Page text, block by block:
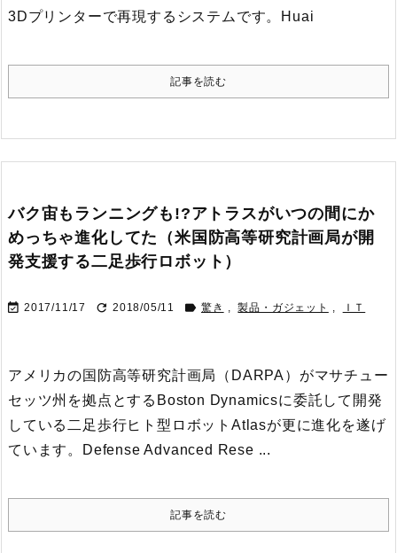
3Dプリンターで再現するシステムです。
Huai
記事を読む
バク宙もランニングも!?アトラスがいつの間にか
めっちゃ進化してた（米国防高等研究計画局が開
発支援する二足歩行ロボット）
 2017/11/17  2018/05/11  驚き , 製品・ガジェット , ＩＴ
アメリカの国防高等研究計画局（DARPA）がマサチュー
セッツ州を拠点とするBoston Dynamicsに委託して開発
している二足歩行ヒト型ロボットAtlasが更に進化を遂げ
ています。
Defense Advanced Rese ...
記事を読む